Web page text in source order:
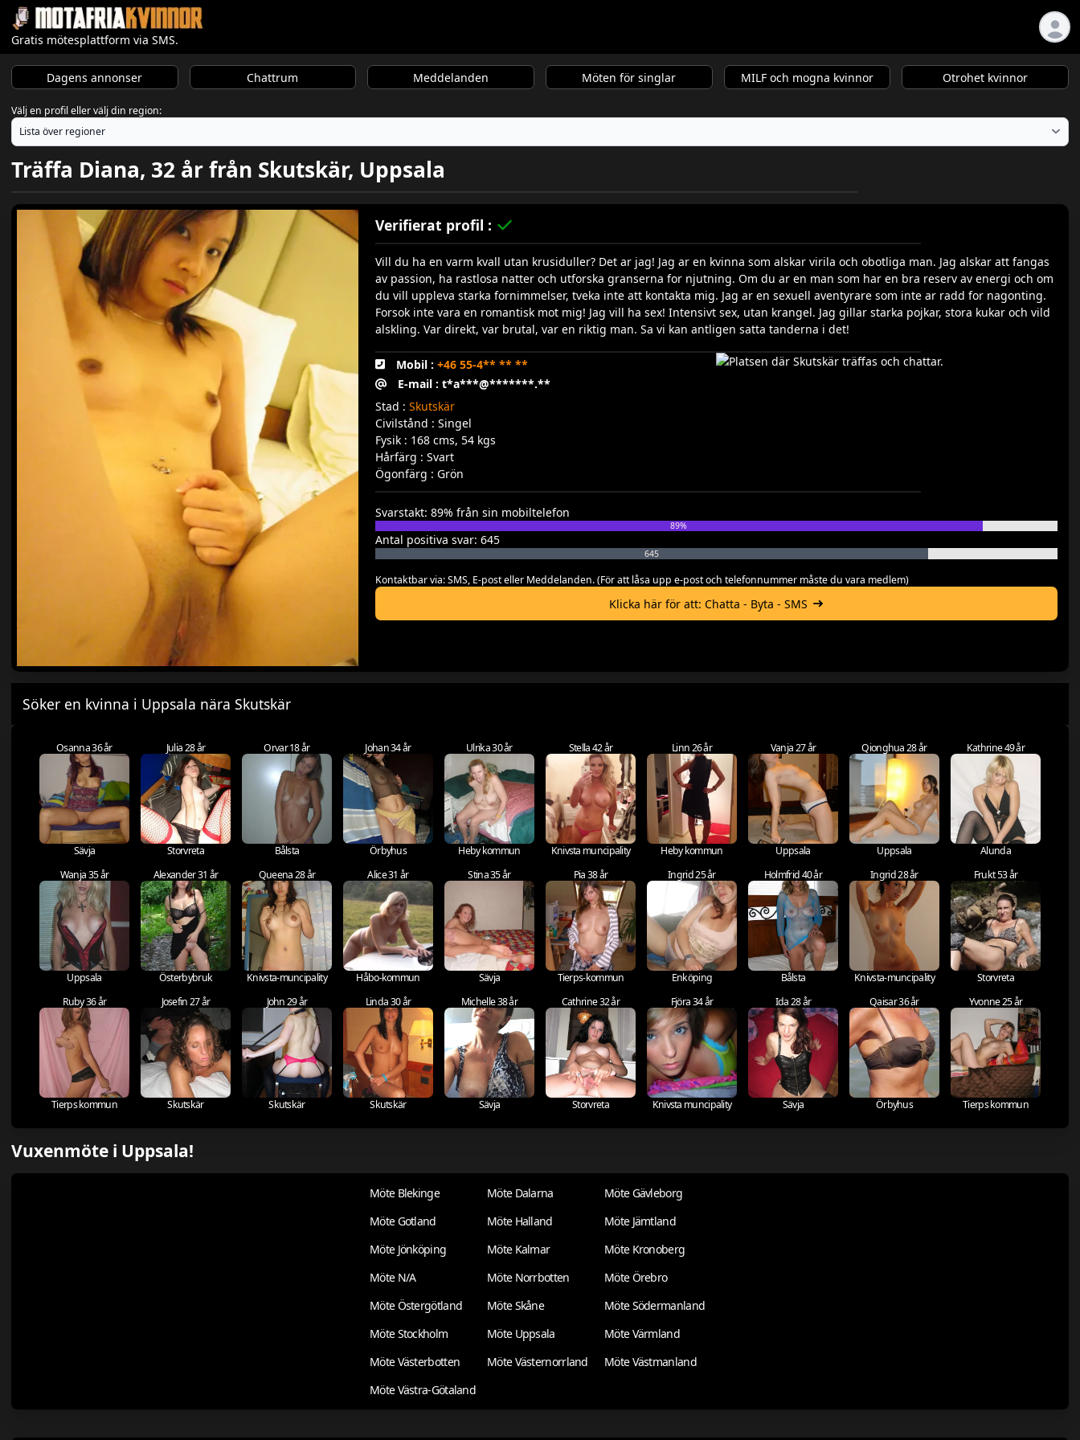
Gratis mötesplattform via SMS.
Dagens annonser Chattrum Meddelanden Möten för singlar MILF och mogna kvinnor Otrohet kvinnor
Välj en profil eller välj din region:
Träffa Diana, 32 år från Skutskär, Uppsala
Verifierat profil :
Vill du ha en varm kvall utan krusiduller? Det ar jag! Jag ar en kvinna som alskar virila och obotliga man. Jag alskar att fangas
av passion, ha rastlosa natter och utforska granserna for njutning. Om du ar en man som har en bra reserv av energi och om
du vill uppleva starka fornimmelser, tveka inte att kontakta mig. Jag ar en sexuell aventyrare som inte ar radd for nagonting.
Forsok inte vara en romantisk mot mig! Jag vill ha sex! Intensivt sex, utan krangel. Jag gillar starka pojkar, stora kukar och vild
alskling. Var direkt, var brutal, var en riktig man. Sa vi kan antligen satta tanderna i det!
Mobil : +46 55-4** ** **
E-mail : t*a***@*******.**
Stad : Skutskär
Civilstånd : Singel
Fysik : 168 cms, 54 kgs
Hårfärg : Svart
Ögonfärg : Grön
Svarstakt: 89% från sin mobiltelefon
89%
Antal positiva svar: 645
645
Kontaktbar via: SMS, E-post eller Meddelanden. (För att låsa upp e-post och telefonnummer måste du vara medlem)
Klicka här för att: Chatta - Byta - SMS
Söker en kvinna i Uppsala nära Skutskär
Osanna 36 år
Sävja
Julia 28 år
Storvreta
Orvar 18 år
Bålsta
Johan 34 år
Örbyhus
Ulrika 30 år
Heby kommun
Stella 42 år
Knivsta muncipality
Linn 26 år
Heby kommun
Vanja 27 år
Uppsala
Qionghua 28 år
Uppsala
Kathrine 49 år
Alunda
Wanja 35 år
Uppsala
Alexander 31 år
Österbybruk
Queena 28 år
Knivsta-muncipality
Alice 31 år
Håbo-kommun
Stina 35 år
Sävja
Pia 38 år
Tierps-kommun
Ingrid 25 år
Enköping
Holmfrid 40 år
Bålsta
Ingrid 28 år
Knivsta-muncipality
Frukt 53 år
Storvreta
Ruby 36 år
Tierps kommun
Josefin 27 år
Skutskär
John 29 år
Skutskär
Linda 30 år
Skutskär
Michelle 38 år
Sävja
Cathrine 32 år
Storvreta
Fjöra 34 år
Knivsta muncipality
Ida 28 år
Sävja
Qaisar 36 år
Örbyhus
Yvonne 25 år
Tierps kommun
Vuxenmöte i Uppsala!
Möte Blekinge Möte Dalarna
Möte Gävleborg
Möte Gotland
Möte Halland
Möte Jämtland
Möte Jönköping
Möte Kalmar
Möte Kronoberg
Möte N/A
Möte Norrbotten
Möte Örebro
Möte Östergötland
Möte Skåne
Möte Södermanland
Möte Stockholm
Möte Uppsala
Möte Värmland
Möte Västerbotten
Möte Västernorrland
Möte Västmanland
Möte Västra-Götaland